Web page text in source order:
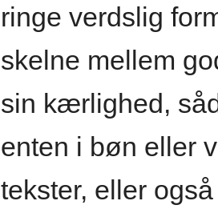
ringe verdslig
skelne mellem
sin kærlighed,
enten i bøn eller
tekster, eller